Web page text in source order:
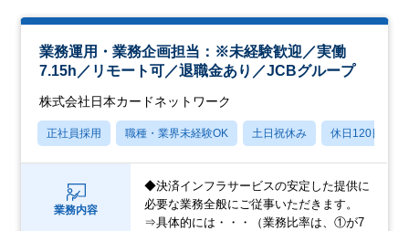
業務運用・業務企画担当：※未経験歓迎／実働
7.15h／リモート可／退職金あり／JCBグループ
株式会社日本カードネットワーク
正社員採用 職種・業界未経験OK 土日祝休み 休日120日以上
業務内容
◆決済インフラサービスの安定した提供に
必要な業務全般にご従事いただきます。
⇒具体的には・・・（業務比率は、①が7